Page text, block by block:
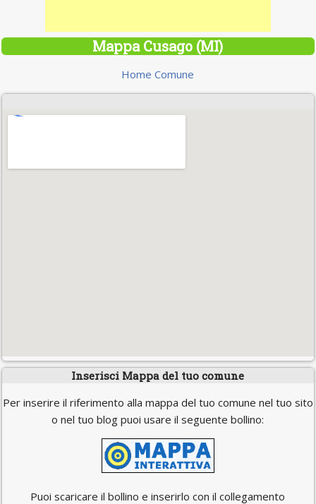
Mappa Cusago (MI)
Home Comune
Inserisci Mappa del tuo comune
Per inserire il riferimento alla mappa del tuo comune nel tuo sito
o nel tuo blog puoi usare il seguente bollino:
Puoi scaricare il bollino e inserirlo con il collegamento